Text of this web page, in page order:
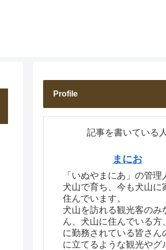
Profile
記事を書いている人
まにお
「いぬやまにあ」の管理
犬山で育ち、今も犬山に
住んでいます。
犬山を訪れる観光客のみ
ん、犬山に住んでいる方
に勤務されている皆さん
に立てるような観光やグ